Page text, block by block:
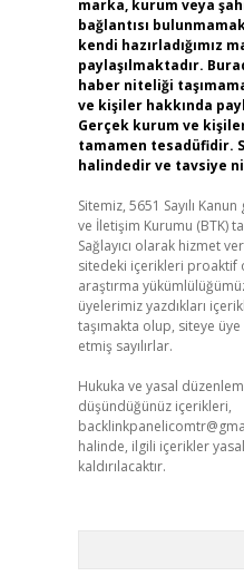
marka, kurum veya
bağlantısı
kendi hazırladığımız
paylaşılmaktadır.
haber niteliği
ve kişiler hakkında
Gerçek kurum ve
tamamen tesadüfidir.
halindedir ve tavsiye
Sitemiz, 5651 Sayılı
ve İletişim Kurumu (BTK)
Sağlayıcı olarak hizmet
sitedeki içerikleri proaktif
araştırma
üyelerimiz yazdıkları
taşımakta olup, siteye
etmiş sayılırlar.
Hukuka ve yasal
düşündüğünüz içerikleri,
halinde, ilgili içerikler
kaldırılacaktır.